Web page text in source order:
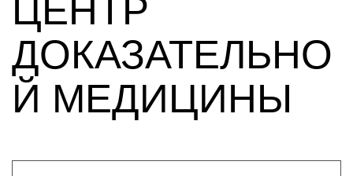
ЦЕНТР
ДОКАЗАТЕЛЬНО
Й МЕДИЦИНЫ